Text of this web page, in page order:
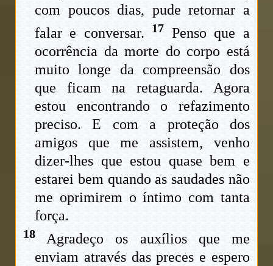
com poucos dias, pude retornar a
falar e conversar.
17 Penso que a
ocorrência da morte do corpo está
muito longe da compreensão dos
que ficam na retaguarda. Agora
estou encontrando o refazimento
preciso. E com a proteção dos
amigos que me assistem, venho
dizer-lhes que estou quase bem e
estarei bem quando as saudades não
me oprimirem o íntimo com tanta
força.
18 Agradeço os auxílios que me
enviam através das preces e espero